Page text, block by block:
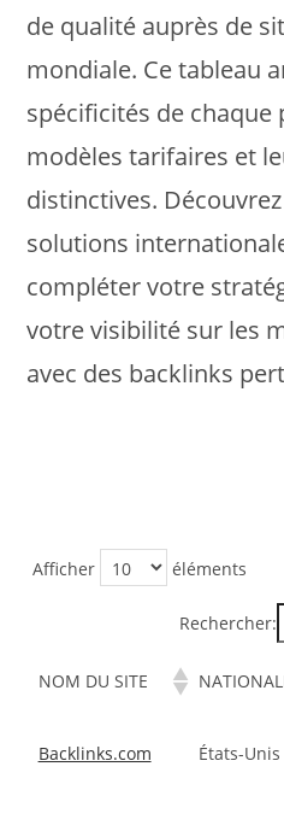
de qualité auprès de
mondiale. Ce tableau
spécificités de
modèles tarifaires et
distinctives.
solutions
compléter votre
votre visibilité sur les
avec des backlinks
Afficher éléments
Rechercher:
NOM DU SITE
Backlinks.com États-Unis